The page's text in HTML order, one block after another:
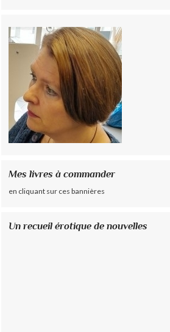
Mes livres à commander
en cliquant sur ces bannières
Un recueil érotique de nouvelles